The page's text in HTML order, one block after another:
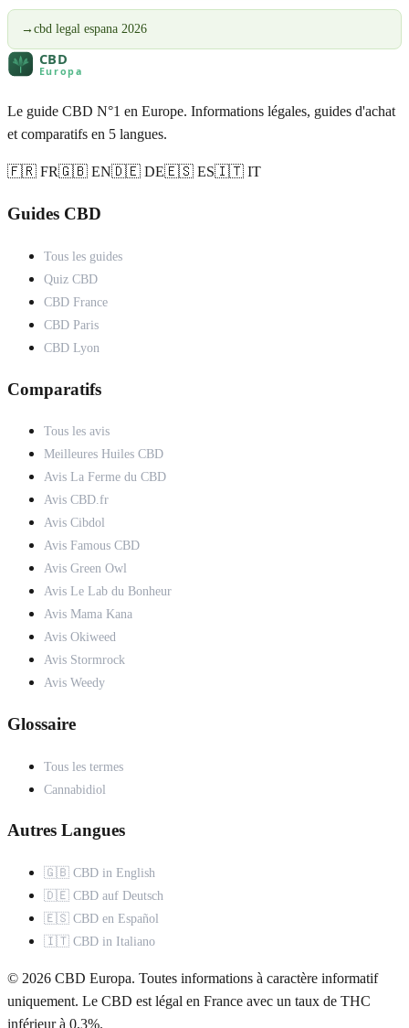
→ cbd legal espana 2026
Le guide CBD N°1 en Europe. Informations légales, guides d'achat
et comparatifs en 5 langues.
🇫🇷 FR🇬🇧 EN🇩🇪 DE🇪🇸 ES🇮🇹 IT
Guides CBD
Tous les guides
Quiz CBD
CBD France
CBD Paris
CBD Lyon
Comparatifs
Tous les avis
Meilleures Huiles CBD
Avis La Ferme du CBD
Avis CBD.fr
Avis Cibdol
Avis Famous CBD
Avis Green Owl
Avis Le Lab du Bonheur
Avis Mama Kana
Avis Okiweed
Avis Stormrock
Avis Weedy
Glossaire
Tous les termes
Cannabidiol
Autres Langues
🇬🇧 CBD in English
🇩🇪 CBD auf Deutsch
🇪🇸 CBD en Español
🇮🇹 CBD in Italiano
© 2026 CBD Europa. Toutes informations à caractère informatif
uniquement. Le CBD est légal en France avec un taux de THC
inférieur à 0,3%.